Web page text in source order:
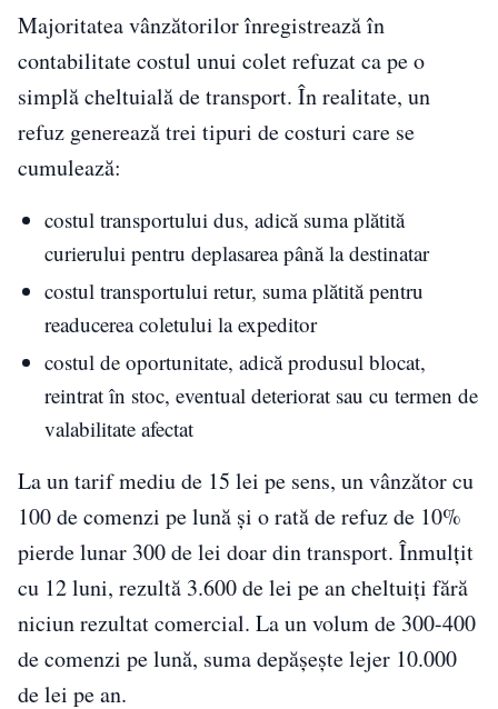
Majoritatea vânzătorilor înregistrează în
contabilitate costul unui colet refuzat ca pe o
simplă cheltuială de transport. În realitate, un
refuz generează trei tipuri de costuri care se
cumulează:
costul transportului dus, adică suma plătită
curierului pentru deplasarea până la destinatar
costul transportului retur, suma plătită pentru
readucerea coletului la expeditor
costul de oportunitate, adică produsul blocat,
reintrat în stoc, eventual deteriorat sau cu termen de
valabilitate afectat
La un tarif mediu de 15 lei pe sens, un vânzător cu
100 de comenzi pe lună și o rată de refuz de 10%
pierde lunar 300 de lei doar din transport. Înmulțit
cu 12 luni, rezultă 3.600 de lei pe an cheltuiți fără
niciun rezultat comercial. La un volum de 300-400
de comenzi pe lună, suma depășește lejer 10.000
de lei pe an.